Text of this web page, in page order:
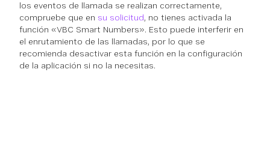
los eventos de llamada se realizan correctamente,
compruebe que en su solicitud, no tienes activada la
función «VBC Smart Numbers». Esto puede interferir en
el enrutamiento de las llamadas, por lo que se
recomienda desactivar esta función en la configuración
de la aplicación si no la necesitas.